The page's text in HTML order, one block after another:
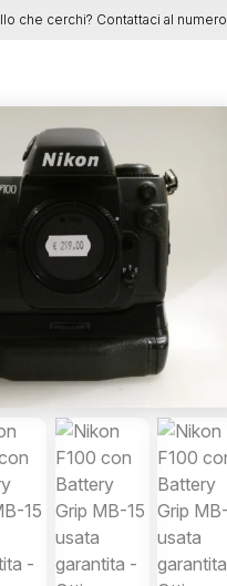
che cerchi? Contattaci al numero